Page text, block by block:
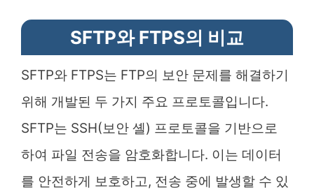
SFTP와 FTPS의 비교
SFTP와 FTPS는 FTP의 보안 문제를 해결하기
위해 개발된 두 가지 주요 프로토콜입니다.
SFTP는 SSH(보안 셸) 프로토콜을 기반으로
하여 파일 전송을 암호화합니다. 이는 데이터
를 안전하게 보호하고, 전송 중에 발생할 수 있